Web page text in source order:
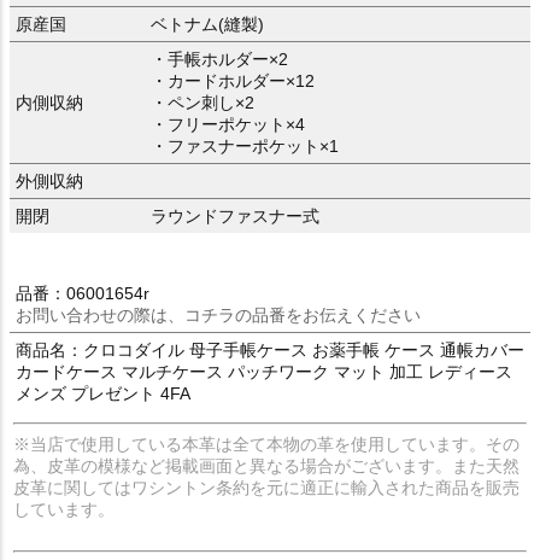
原産国
ベトナム(縫製)
内側収納
・手帳ホルダー×2
・カードホルダー×12
・ペン刺し×2
・フリーポケット×4
・ファスナーポケット×1
外側収納
開閉
ラウンドファスナー式
品番：06001654r
お問い合わせの際は、コチラの品番をお伝えください
商品名：クロコダイル 母子手帳ケース お薬手帳 ケース 通帳カバー
カードケース マルチケース パッチワーク マット 加工 レディース
メンズ プレゼント 4FA
※当店で使用している本革は全て本物の革を使用しています。その
為、皮革の模様など掲載画面と異なる場合がございます。また天然
皮革に関してはワシントン条約を元に適正に輸入された商品を販売
しています。